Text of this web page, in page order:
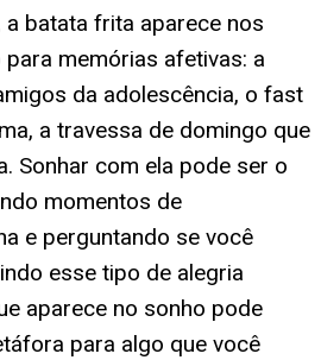
a batata frita aparece nos
memórias afetivas: a
da adolescência, o fast
a travessa de domingo que
Sonhar com ela pode ser o
momentos de
e perguntando se você
esse tipo de alegria
aparece no sonho pode
para algo que você